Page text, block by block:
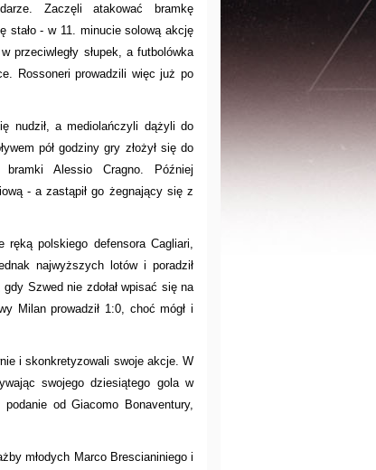
Zaczęli atakować bramkę
stało - w 11. minucie solową akcję
przeciwległy słupek, a futbolówka
Rossoneri prowadzili więc już po
nudził, a mediolańczyli dążyli do
pół godziny gry złożył się do
bramki Alessio Cragno. Później
- a zastąpił go żegnający się z
polskiego defensora Cagliari,
najwyższych lotów i poradził
Szwed nie zdołał wpisać się na
Milan prowadził 1:0, choć mógł i
i skonkretyzowali swoje akcje. W
swojego dziesiątego gola w
od Giacomo Bonaventury,
młodych Marco Brescianiniego i